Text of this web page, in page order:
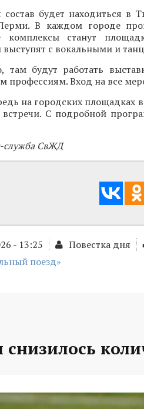
будет находиться в
В каждом городе
комплексы станут
выступят с вокальными и
там будут работать
профессиям. Вход на все
на городских площадках
встречи. С подробной
служба СвЖД
- 13:25 Повестка дня
поезд»
снизилось